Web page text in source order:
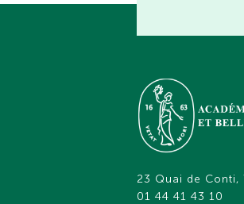
23 Quai de Conti,
01 44 41 43 10